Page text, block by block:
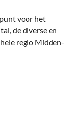
voor het
de diverse en
regio Midden-